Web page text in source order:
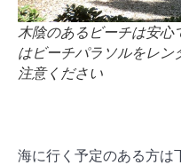
木陰のあるビーチは安心
はビーチパラソルをレン
注意ください
海に行く予定のある方は